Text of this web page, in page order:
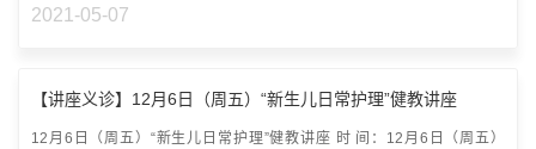
2021-05-07
【讲座义诊】12月6日（周五）“新生儿日常护理”健教讲座
12月6日（周五）“新生儿日常护理”健教讲座 时 间：12月6日（周五）